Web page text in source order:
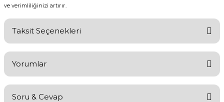
ve verimliliğinizi artırır.
Taksit Seçenekleri
Yorumlar
Soru & Cevap